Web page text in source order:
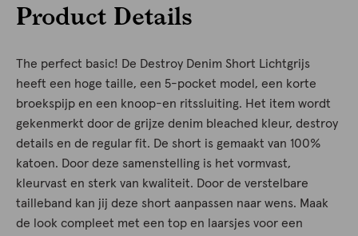
Product Details
The perfect basic! De Destroy Denim Short Lichtgrijs
heeft een hoge taille, een 5-pocket model, een korte
broekspijp en een knoop-en ritssluiting. Het item wordt
gekenmerkt door de grijze denim bleached kleur, destroy
details en de regular fit. De short is gemaakt van 100%
katoen. Door deze samenstelling is het vormvast,
kleurvast en sterk van kwaliteit. Door de verstelbare
tailleband kan jij deze short aanpassen naar wens. Maak
de look compleet met een top en laarsjes voor een